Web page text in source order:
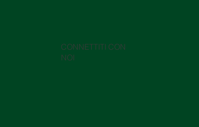
CONNETTITI CON
NOI